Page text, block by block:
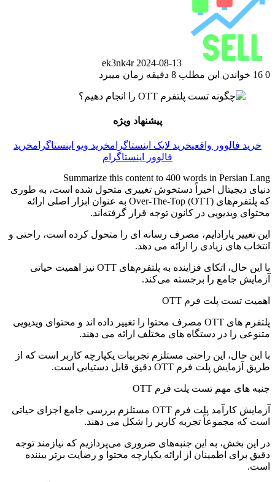
ek3nk4r 2024-08-13
0
خواندن این مطلب 8 دقیقه زمان میبرد
پیشنهاد ویژه
خرید فالوور واقعیخرید لایک اینستاگرامخرید ویو اینستاگرامخرید
فالوور اینستاگرام
Summarize this content to 400 words in Persian Lang
دنیای دیجیتال اخیراً دستخوش تغییری متحول شده است، به طوری
که پلتفرم‌های Over-The-Top (OTT) به عنوان ابزار اصلی ارائه
محتوای ویدیویی در کانون توجه قرار گرفته‌اند.
این تغییر پارادایم، مصرف رسانه ای را متحول کرده است، راحتی و
انتخاب های زیادی را ارائه می دهد.
با این حال، اتکای فزاینده به پلتفرم‌های OTT نیز اهمیت حیاتی
آزمایش جامع را برجسته می‌کند.
اهمیت تست پلت فرم OTT
پلتفرم های OTT مصرف محتوا را تغییر داده اند و محتوای ویدیویی
متنوعی را در دستگاه های مختلف ارائه می دهند.
با این حال، این راحتی مستلزم تجربیات یکپارچه کاربر است که از
طریق آزمایش پلت فرم OTT دقیق قابل دستیابی است.
جنبه های مهم تست پلت فرم OTT
آزمایش کارآمد پلت فرم OTT مستلزم بررسی جامع اجزای حیاتی
است که مجموعاً تجربه کاربر را شکل می دهند.
در این بخش، به این جنبه‌های ضروری می‌پردازیم که نیازمند توجه
دقیق برای اطمینان از ارائه یکپارچه محتوا و رضایت برتر بیننده
است.